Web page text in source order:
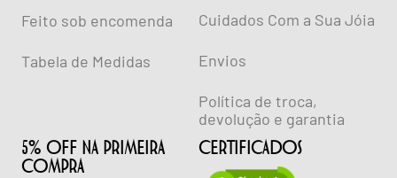
Feito sob encomenda
Tabela de Medidas
Cuidados Com a Sua Jóia
Envios
Política de troca,
devolução e garantia
5% OFF NA PRIMEIRA
COMPRA
CERTIFICADOS